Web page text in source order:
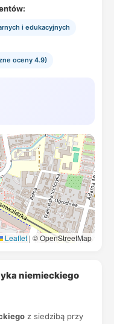
i edukacyjnych
oceny 4.9)
Leaflet | © OpenStreetMap
niemieckiego
z siedzibą przy